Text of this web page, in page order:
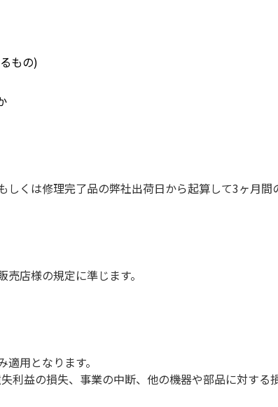
もの)
くは修理完了品の弊社出荷日から起算して3ヶ月間
店様の規定に準じます。
用となります。
利益の損失、事業の中断、他の機器や部品に対す